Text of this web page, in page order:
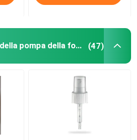
Spruzzatore fine della pompa della foschia (47)